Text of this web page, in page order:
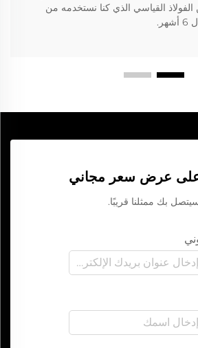
القياسي الذي كنا نستخدمه من
عرض سعر مجاني
بك ممثلنا قريبًا.